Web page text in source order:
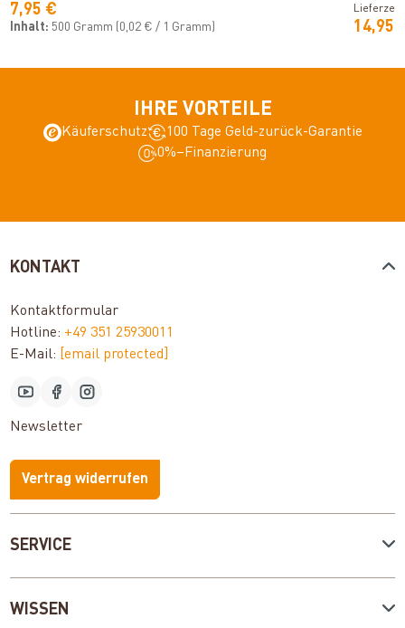
7,95 €
Inhalt: 500 Gramm (0,02 € / 1 Gramm) 14,95
IHRE VORTEILE
Käuferschutz
100 Tage Geld-zurück-Garantie
0%–Finanzierung
SERVICE
WISSEN
KONTAKT
Kontaktformular
Hotline: +49 351 25930011
E-Mail:
[email protected]
Newsletter
Vertrag widerrufen